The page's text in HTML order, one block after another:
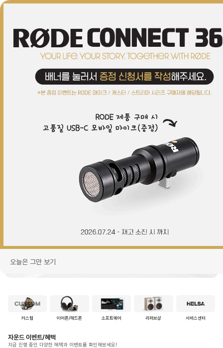
브랜드(ALL)커스텀이어폰/헤드폰마이크레코딩Hi-Fi스피커 S/W악세
커스텀 이어폰/헤드폰 소프트웨어 리퍼브샵 서비스센터
자운드 이벤트/혜택
지금 진행 중인 다양한 혜택과 이벤트를 확인해보세요!
오늘은 그만 보기